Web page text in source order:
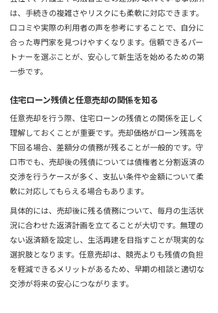
は、手続きの複雑さやリスクにも柔軟に対応できます。
口コミや実際の利用者の声を参考にすることで、自分に
合った専門家を見つけやすくなります。信頼できるパー
トナーを選ぶことが、安心して新生活を始めるための第
一歩です。
住宅ローン残債と任意売却の関係を知る
任意売却を行う際、住宅ローンの残債との関係を正しく
理解しておくことが重要です。売却価格がローン残高を
下回る場合、差額分の債務が残ることが一般的です。守
口市でも、売却後の残債については債権者と分割返済の
交渉を行うケースが多く、支払い条件や金額について柔
軟に対応してもらえる場合もあります。
具体的には、売却後に残る債務について、毎月の生活状
況に合わせた返済計画を立てることが大切です。無理の
ない返済額を設定し、生活再建を目指すことが現実的な
選択肢となります。任意売却は、競売よりも残債の負担
を軽減できるメリットがあるため、早期の相談と適切な
交渉が将来の安心につながります。